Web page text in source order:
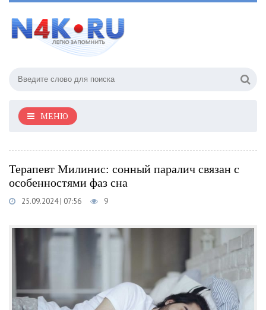
МЕНЮ
Терапевт Милинис: сонный паралич связан с
особенностями фаз сна
25.09.2024 | 07:56 9